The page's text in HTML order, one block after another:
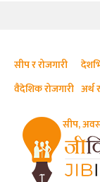
JIBIKO.COM
तपाईंको
सीप,
सीप र रोजगारी
वैदेशिक रोजगारी अर्थ